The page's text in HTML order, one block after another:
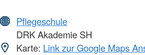
Pflegeschule
DRK Akademie SH
Karte: Link zur Google Maps